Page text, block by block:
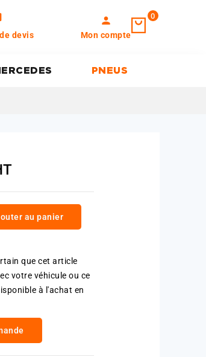
devis
person
Mon compte
0
PNEUS
au panier
que cet article
votre véhicule ou ce
à l'achat en